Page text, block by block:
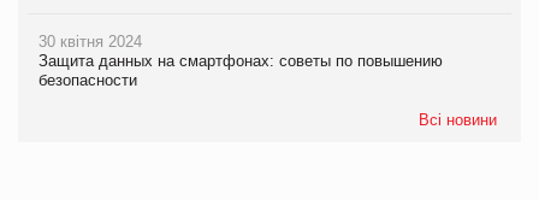
30 квітня 2024
Защита данных на смартфонах: советы по повышению
безопасности
Всі новини